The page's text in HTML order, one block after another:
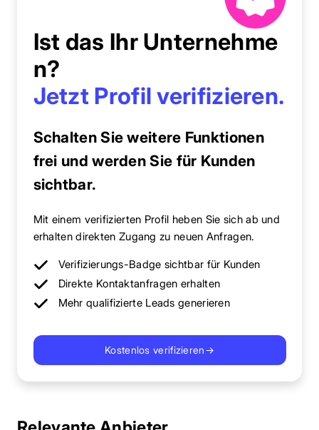
Ist das Ihr Unternehme
n?
Jetzt Profil verifizieren.
Schalten Sie weitere Funktionen
frei und werden Sie für Kunden
sichtbar.
Mit einem verifizierten Profil heben Sie sich ab und
erhalten direkten Zugang zu neuen Anfragen.
Verifizierungs-Badge sichtbar für Kunden
Direkte Kontaktanfragen erhalten
Mehr qualifizierte Leads generieren
Kostenlos verifizieren→